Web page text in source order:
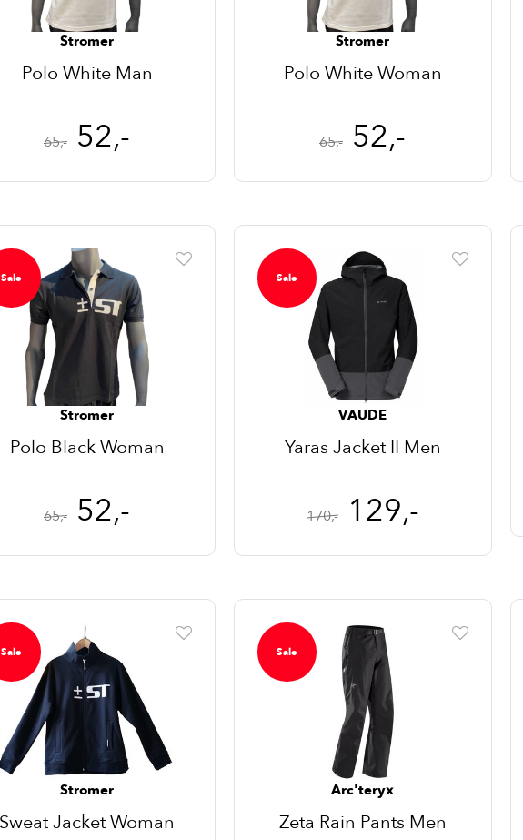
Stromer
Polo White Man
65,- 52,-
Stromer
Polo White Woman
65,- 52,-
Sale
Stromer
Polo Black Woman
65,- 52,-
Sale
VAUDE
Yaras Jacket II Men
170,- 129,-
Sale
Stromer
Sweat Jacket Woman
Sale
Arc'teryx
Zeta Rain Pants Men